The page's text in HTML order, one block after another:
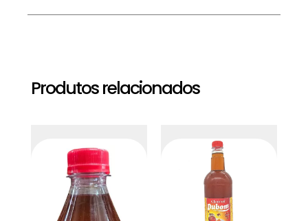
Produtos relacionados